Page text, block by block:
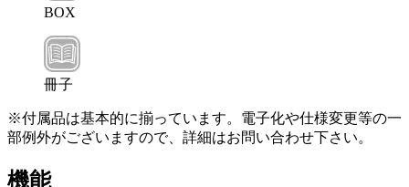
BOX
冊子
※付属品は基本的に揃っています。電子化や仕様変更等の一
部例外がございますので、詳細はお問い合わせ下さい。
機能